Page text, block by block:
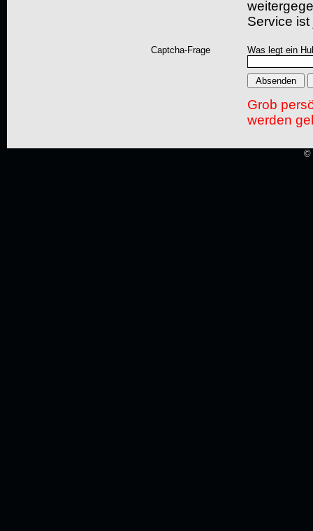
Service
Captcha-Frage Was legt ein
Grob
werden
©